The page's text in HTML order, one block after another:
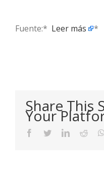
Fuente:* ​ Leer más *
Share This
Your
Facebook
TwitterLinkedIn
Reddit